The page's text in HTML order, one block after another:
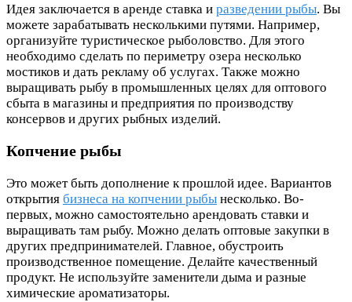
Идея заключается в аренде ставка и разведении рыбы. Вы
можете зарабатывать несколькими путями. Например,
организуйте туристическое рыболовство. Для этого
необходимо сделать по периметру озера несколько
мостиков и дать рекламу об услугах. Также можно
выращивать рыбу в промышленных целях для оптового
сбыта в магазины и предприятия по производству
консервов и других рыбных изделий.
Копчение рыбы
Это может быть дополнение к прошлой идее. Вариантов
открытия бизнеса на копчении рыбы несколько. Во-
первых, можно самостоятельно арендовать ставки и
выращивать там рыбу. Можно делать оптовые закупки в
других предпринимателей. Главное, обустроить
производственное помещение. Делайте качественный
продукт. Не используйте заменители дыма и разные
химические ароматизаторы.